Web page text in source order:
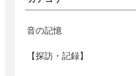
音の記憶
【探訪・記録】